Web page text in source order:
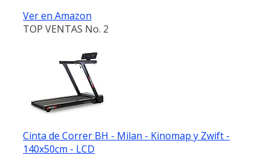
Ver en Amazon
TOP VENTAS No. 2
Cinta de Correr BH - Milan - Kinomap y Zwift -
140x50cm - LCD